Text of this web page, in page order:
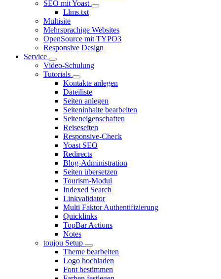
SEO mit Yoast
Llms.txt
Multisite
Mehrsprachige Websites
OpenSource mit TYPO3
Responsive Design
Service
Video-Schulung
Tutorials
Kontakte anlegen
Dateiliste
Seiten anlegen
Seiteninhalte bearbeiten
Seiteneigenschaften
Reiseseiten
Responsive-Check
Yoast SEO
Redirects
Blog-Administration
Seiten übersetzen
Tourism-Modul
Indexed Search
Linkvalidator
Multi Faktor Authentifizierung
Quicklinks
TopBar Actions
Notes
toujou Setup
Theme bearbeiten
Logo hochladen
Font bestimmen